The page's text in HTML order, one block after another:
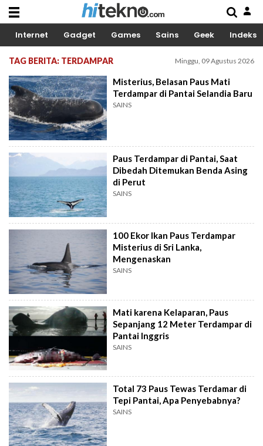
Internet Gadget Games Sains Geek Indeks
TAG BERITA: TERDAMPAR Minggu, 09 Agustus 2026
Misterius, Belasan Paus Mati
Terdampar di Pantai Selandia Baru
SAINS
Paus Terdampar di Pantai, Saat
Dibedah Ditemukan Benda Asing
di Perut
SAINS
100 Ekor Ikan Paus Terdampar
Misterius di Sri Lanka,
Mengenaskan
SAINS
Mati karena Kelaparan, Paus
Sepanjang 12 Meter Terdampar di
Pantai Inggris
SAINS
Total 73 Paus Tewas Terdamar di
Tepi Pantai, Apa Penyebabnya?
SAINS